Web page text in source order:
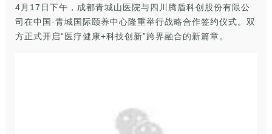
4月17日下午，成都青城山医院与四川腾盾科创股份有限公
司在中国·青城国际颐养中心隆重举行战略合作签约仪式。双
方正式开启“医疗健康+科技创新”跨界融合的新篇章。